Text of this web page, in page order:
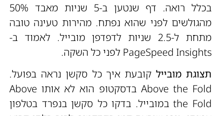
בכלל רואה. דף שנטען ב-5 שניות מאבד 50%
מהגולשים לפני שהוא נפתח. מהירות טעינה טובה
מתחת ל-2.5 שניות לדפדפן מובייל. לאמוד ב-
PageSpeed Insights לפני כל השקה.
תצוגת מוביילקובעת איך כל סקשן נראה בפועל.
Above the Fold בדסקטופ הוא לא אותו Above
the Fold במובייל. בדקו כל סקשן בנפרד בטלפון